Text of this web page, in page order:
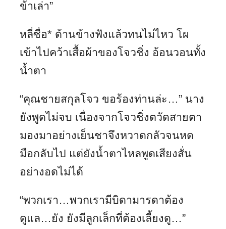
ข้าเล่า”
หลี่ซื่อ* ด้านข้างฟังแล้วทนไม่ไหว โผ
เข้าไปคว้าเสื้อผ้าของโจวชิ่ง อ้อนวอนทั้ง
น้ำตา
“คุณชายสกุลโจว ขอร้องท่านล่ะ…” นาง
ยังพูดไม่จบ เนื่องจากโจวชิ่งตวัดสายตา
มองมาอย่างเย็นชาจึงหวาดกลัวจนหด
มือกลับไป แต่ยังน้ำตาไหลพูดเสียงสั่น
อย่างอดไม่ได้
“พวกเรา…พวกเรามีบิดามารดาต้อง
ดูแล…ยัง ยังมีลูกเล็กที่ต้องเลี้ยงดู…”